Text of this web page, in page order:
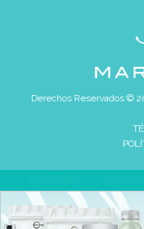
Derechos Reservados ©